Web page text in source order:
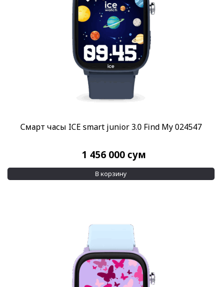
Смарт часы ICE smart junior 3.0 Find My 024547
1 456 000 сум
В корзину